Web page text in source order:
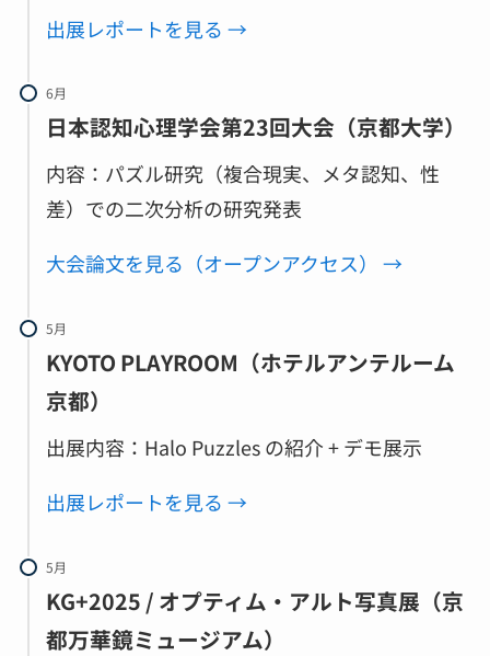
出展レポートを見る →
6月
日本認知心理学会第23回大会（京都大学）
内容：パズル研究（複合現実、メタ認知、性
差）での二次分析の研究発表
大会論文を見る（オープンアクセス） →
5月
KYOTO PLAYROOM（ホテルアンテルーム
京都）
出展内容：Halo Puzzles の紹介 + デモ展示
出展レポートを見る →
5月
KG+2025 / オプティム・アルト写真展（京
都万華鏡ミュージアム）